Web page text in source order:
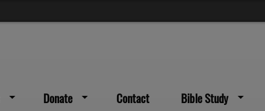
Donate Contact Bible Study